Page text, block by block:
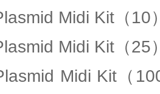
Midi Kit（10
Midi Kit（25
Midi Kit（